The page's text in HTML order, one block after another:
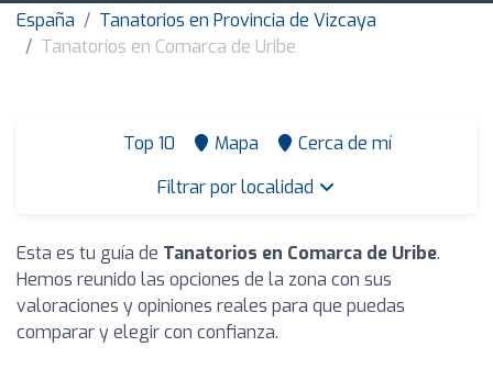
España
Tanatorios en Provincia de Vizcaya
Tanatorios en Comarca de Uribe
Top 10 Mapa
Cerca de mí
Filtrar por localidad
Esta es tu guía de Tanatorios en Comarca de Uribe.
Hemos reunido las opciones de la zona con sus
valoraciones y opiniones reales para que puedas
comparar y elegir con confianza.